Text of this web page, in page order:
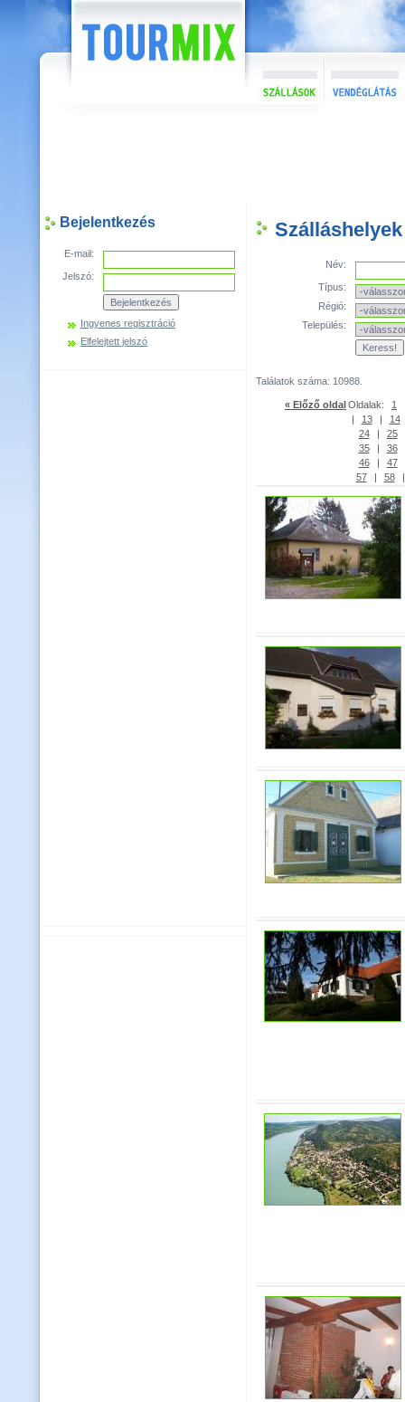
Bejelentkezés
E-mail:
Jelszó:
Ingyenes regisztráció
Elfelejtett jelszó
Szálláshelyek
Név:
Típus:
Régió:
Település:
Találatok száma: 10988.
« Előző oldalOldalak: 1
|
13 | 14
24
| 25
35
| 36
46
| 47
57
| 58